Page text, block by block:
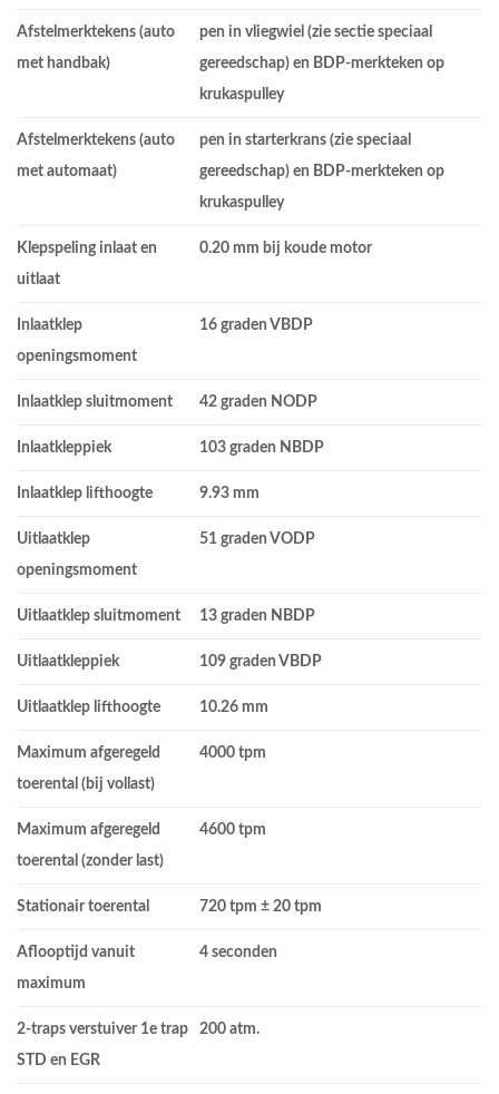
Afstelmerktekens (auto
met handbak)
pen in vliegwiel (zie sectie speciaal
gereedschap) en BDP-merkteken op
krukaspulley
Afstelmerktekens (auto
met automaat)
pen in starterkrans (zie speciaal
gereedschap) en BDP-merkteken op
krukaspulley
Klepspeling inlaat en
uitlaat
0.20 mm bij koude motor
Inlaatklep
openingsmoment
16 graden VBDP
Inlaatklep sluitmoment 42 graden NODP
Inlaatkleppiek 103 graden NBDP
Inlaatklep lifthoogte 9.93 mm
Uitlaatklep
openingsmoment
51 graden VODP
Uitlaatklep sluitmoment 13 graden NBDP
Uitlaatkleppiek 109 graden VBDP
Uitlaatklep lifthoogte 10.26 mm
Maximum afgeregeld
toerental (bij vollast)
4000 tpm
Maximum afgeregeld
toerental (zonder last)
4600 tpm
Stationair toerental 720 tpm ± 20 tpm
Aflooptijd vanuit
maximum
4 seconden
2-traps verstuiver 1e trap
STD en EGR
200 atm.